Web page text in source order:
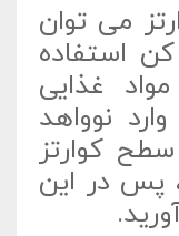
می توان
استفاده
غذایی
نوواهد
کوارتز
پس در این